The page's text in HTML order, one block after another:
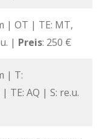
| OT | TE: MT,
| Preis: 250 €
| T:
TE: AQ | S: re.u.